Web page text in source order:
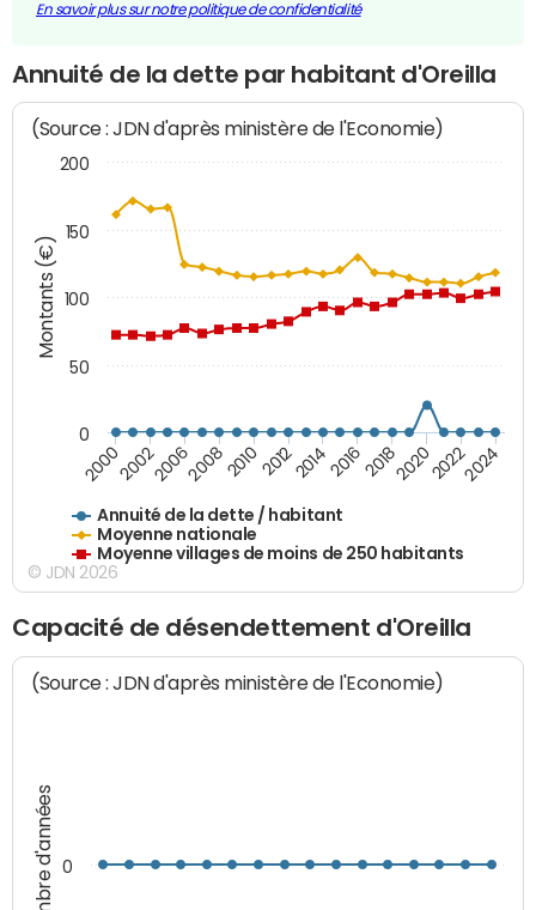
En savoir plus sur notre politique de confidentialité
Annuité de la dette par habitant d'Oreilla
Montants (€)
(Source : JDN d'après ministère de l'Economie)
Annuité de la dette / habitant
Moyenne nationale
Moyenne villages de moins de 250 habitants
200020022006200820102012201420162018202020222024
0
50
100
150
200
© JDN 2026
Capacité de désendettement d'Oreilla
Nombre d'années
(Source : JDN d'après ministère de l'Economie)
0